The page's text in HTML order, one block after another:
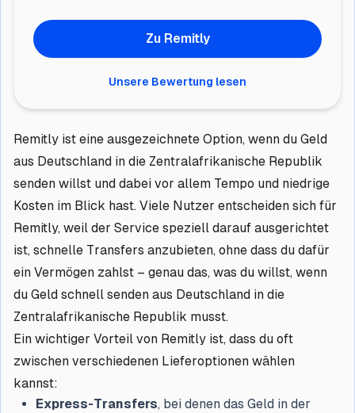
Zu Remitly
Unsere Bewertung lesen
Remitly ist eine ausgezeichnete Option, wenn du Geld
aus Deutschland in die Zentralafrikanische Republik
senden willst und dabei vor allem Tempo und niedrige
Kosten im Blick hast. Viele Nutzer entscheiden sich für
Remitly, weil der Service speziell darauf ausgerichtet
ist, schnelle Transfers anzubieten, ohne dass du dafür
ein Vermögen zahlst – genau das, was du willst, wenn
du Geld schnell senden aus Deutschland in die
Zentralafrikanische Republik musst.
Ein wichtiger Vorteil von Remitly ist, dass du oft
zwischen verschiedenen Lieferoptionen wählen
kannst:
Express-Transfers, bei denen das Geld in der